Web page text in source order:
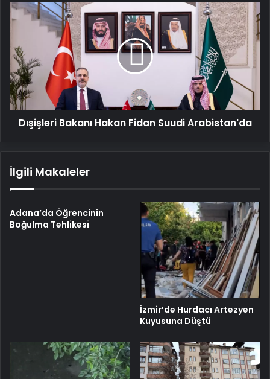
Dışişleri
Bakanı
Fidan
Suudi
Arabistan'da
Dışişleri Bakanı Hakan Fidan Suudi Arabistan'da
İlgili Makaleler
Adana’da Öğrencinin
Boğulma Tehlikesi
İzmir’de Hurdacı Artezyen
Kuyusuna Düştü